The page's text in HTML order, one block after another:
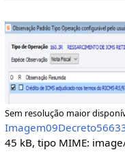
Sem resolução maior
45 kB, tipo MIME: